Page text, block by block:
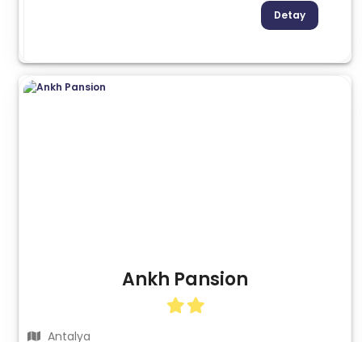
Detay
Ankh Pansion
Antalya